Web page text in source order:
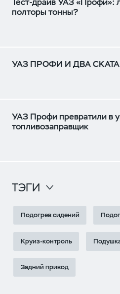
полторы тонны?
УАЗ ПРОФИ И ДВА СКАТА
УАЗ Профи превратили в
топливозаправщик
ТЭГИ
Подогрев сидений
Круиз-контроль
Задний привод